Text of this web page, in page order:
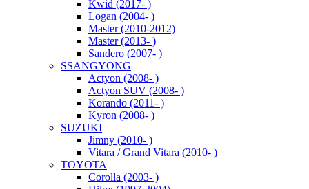
Kwid (2017- )
Logan (2004- )
Master (2010-2012)
Master (2013- )
Sandero (2007- )
SSANGYONG
Actyon (2008- )
Actyon SUV (2008- )
Korando (2011- )
Kyron (2008- )
SUZUKI
Jimny (2010- )
Vitara / Grand Vitara (2010- )
TOYOTA
Corolla (2003- )